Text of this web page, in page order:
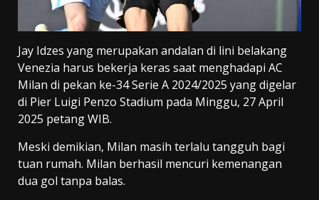
Jay Idzes yang merupakan andalan di lini belakang
Venezia harus bekerja keras saat menghadapi AC
Milan di pekan ke-34 Serie A 2024/2025 yang digelar
di Pier Luigi Penzo Stadium pada Minggu, 27 April
2025 petang WIB.
Meski demikian, Milan masih terlalu tangguh bagi
tuan rumah. Milan berhasil mencuri kemenangan
dua gol tanpa balas.